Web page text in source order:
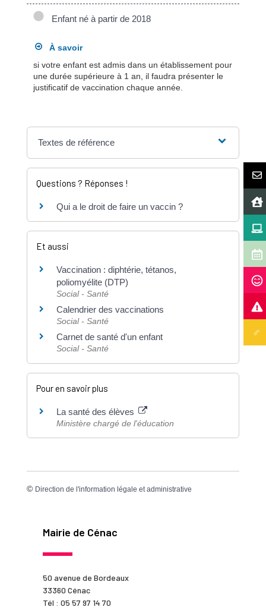
Enfant né à partir de 2018
À savoir
si votre enfant est admis dans un établissement pour
une durée supérieure à 1 an, il faudra présenter le
justificatif de vaccination chaque année.
Textes de référence
Questions ? Réponses !
Qui a le droit de faire un vaccin ?
Et aussi
Vaccination : diphtérie, tétanos,
poliomyélite (DTP)
Social - Santé
Calendrier des vaccinations
Social - Santé
Carnet de santé d'un enfant
Social - Santé
Pour en savoir plus
La santé des élèves
Ministère chargé de l'éducation
© Direction de l'information légale et administrative
Mairie de Cénac
50 avenue de Bordeaux
33360 Cénac
Tél : 05 57 97 14 70